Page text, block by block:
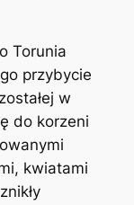
Torunia
przybycie
w
do korzeni
kwiatami